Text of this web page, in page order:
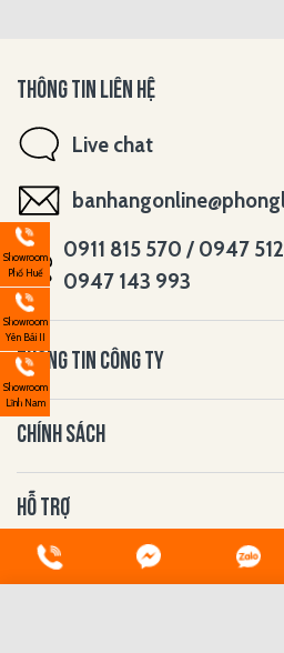
Showroom
Phố Huế
Showroom
Yên Bái II
Showroom
Lĩnh Nam
THÔNG TIN LIÊN HỆ
Live chat
0911 815 570 / 0947
0947 143 993
THÔNG TIN CÔNG TY
CHÍNH SÁCH
HỖ TRỢ
ĐĂNG KÝ NHẬN BẢN TIN